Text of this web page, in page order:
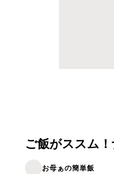
ご飯がススム
お母ぁの簡単飯